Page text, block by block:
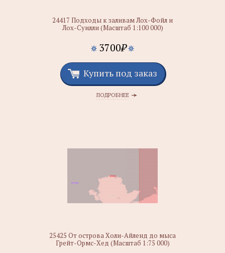
24417 Подходы к заливам Лох-Фойл и
Лох-Суилли (Масштаб 1:100 000)
3700₽
Купить под заказ
ПОДРОБНЕЕ
25425 От острова Холи-Айленд до мыса
Грейт-Ормс-Хед (Масштаб 1:75 000)